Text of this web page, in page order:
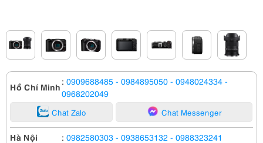
Hồ Chí Minh : 0909688485 - 0984895050 - 0948024334 -
0968202049
Chat Zalo Chat Messenger
Hà Nội : 0982580303 - 0938653132 - 0988323241